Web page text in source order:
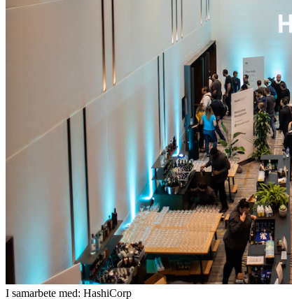
I samarbete med: HashiCorp